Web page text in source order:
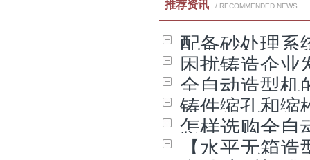
推荐资讯 / RECOMMENDED NEWS
配备砂处理系
困扰铸造企业
全自动造型机
铸件缩孔和缩
怎样选购全自
【水平无箱